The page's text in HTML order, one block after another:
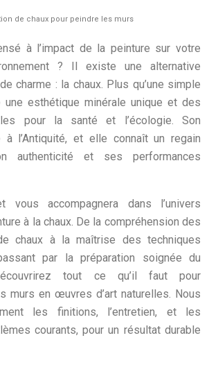
de chaux pour peindre les murs
à l’impact de la peinture sur votre
? Il existe une alternative
charme : la chaux. Plus qu’une simple
esthétique minérale unique et des
pour la santé et l’écologie. Son
à l’Antiquité, et elle connaît un regain
authenticité et ses performances
vous accompagnera dans l’univers
à la chaux. De la compréhension des
chaux à la maîtrise des techniques
par la préparation soignée du
tout ce qu’il faut pour
murs en œuvres d’art naturelles. Nous
les finitions, l’entretien, et les
courants, pour un résultat durable